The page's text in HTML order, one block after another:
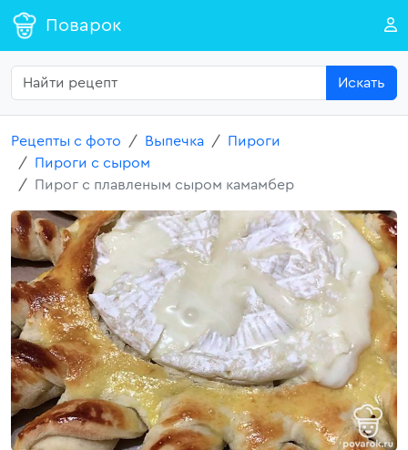
Поварок
Искать
Рецепты с фото Выпечка
Пироги
Пироги с сыром
Пирог с плавленым сыром камамбер